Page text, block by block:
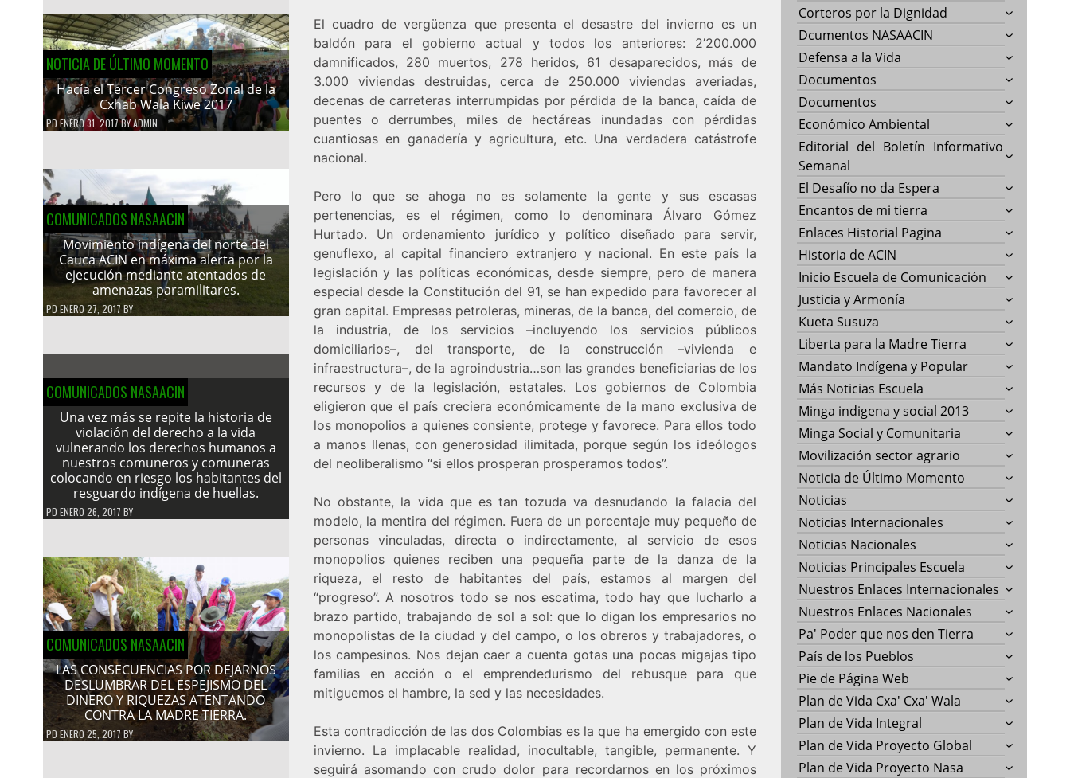
NOTICIA DE ÚLTIMO MOMENTO
Hacía el Tercer Congreso Zonal de la
Cxhab Wala Kiwe 2017
PDENERO 31, 2017BYADMIN
COMUNICADOS NASAACIN
Movimiento indígena del norte del
Cauca ACIN en máxima alerta por la
ejecución mediante atentados de
amenazas paramilitares.
PD ENERO 27, 2017 BY
COMUNICADOS NASAACIN
Una vez más se repite la historia de
violación del derecho a la vida
vulnerando los derechos humanos a
nuestros comuneros y comuneras
colocando en riesgo los habitantes del
resguardo indígena de huellas.
PD ENERO 26, 2017 BY
COMUNICADOS NASAACIN
LAS CONSECUENCIAS POR DEJARNOS
DESLUMBRAR DEL ESPEJISMO DEL
DINERO Y RIQUEZAS ATENTANDO
CONTRA LA MADRE TIERRA.
PDENERO 25, 2017 BY
El cuadro de vergüenza que presenta el desastre del invierno es un
baldón para el gobierno actual y todos los anteriores: 2’200.000
damnificados, 280 muertos, 278 heridos, 61 desaparecidos, más de
3.000 viviendas destruidas, cerca de 250.000 viviendas averiadas,
decenas de carreteras interrumpidas por pérdida de la banca, caída de
puentes o derrumbes, miles de hectáreas inundadas con pérdidas
cuantiosas en ganadería y agricultura, etc. Una verdadera catástrofe
nacional.
Pero lo que se ahoga no es solamente la gente y sus escasas
pertenencias, es el régimen, como lo denominara Álvaro Gómez
Hurtado. Un ordenamiento jurídico y político diseñado para servir,
genuflexo, al capital financiero extranjero y nacional. En este país la
legislación y las políticas económicas, desde siempre, pero de manera
especial desde la Constitución del 91, se han expedido para favorecer al
gran capital. Empresas petroleras, mineras, de la banca, del comercio, de
la industria, de los servicios –incluyendo los servicios públicos
domiciliarios–, del transporte, de la construcción –vivienda e
infraestructura–, de la agroindustria…son las grandes beneficiarias de los
recursos y de la legislación, estatales. Los gobiernos de Colombia
eligieron que el país creciera económicamente de la mano exclusiva de
los monopolios a quienes consiente, protege y favorece. Para ellos todo
a manos llenas, con generosidad ilimitada, porque según los ideólogos
del neoliberalismo “si ellos prosperan prosperamos todos”.
No obstante, la vida que es tan tozuda va desnudando la falacia del
modelo, la mentira del régimen. Fuera de un porcentaje muy pequeño de
personas vinculadas, directa o indirectamente, al servicio de esos
monopolios quienes reciben una pequeña parte de la danza de la
riqueza, el resto de habitantes del país, estamos al margen del
“progreso”. A nosotros todo se nos escatima, todo hay que lucharlo a
brazo partido, trabajando de sol a sol: que lo digan los empresarios no
monopolistas de la ciudad y del campo, o los obreros y trabajadores, o
los campesinos. Nos dejan caer a cuenta gotas una pocas migajas tipo
familias en acción o el emprendedurismo del rebusque para que
mitiguemos el hambre, la sed y las necesidades.
Esta contradicción de las dos Colombias es la que ha emergido con este
invierno. La implacable realidad, inocultable, tangible, permanente. Y
seguirá asomando con crudo dolor para recordarnos en los próximos
Corteros por la Dignidad
Dcumentos NASAACIN
Defensa a la Vida
Documentos
Documentos
Económico Ambiental
Editorial del Boletín Informativo
Semanal
El Desafío no da Espera
Encantos de mi tierra
Enlaces Historial Pagina
Historia de ACIN
Inicio Escuela de Comunicación
Justicia y Armonía
Kueta Susuza
Liberta para la Madre Tierra
Mandato Indígena y Popular
Más Noticias Escuela
Minga indigena y social 2013
Minga Social y Comunitaria
Movilización sector agrario
Noticia de Último Momento
Noticias
Noticias Internacionales
Noticias Nacionales
Noticias Principales Escuela
Nuestros Enlaces Internacionales
Nuestros Enlaces Nacionales
Pa' Poder que nos den Tierra
País de los Pueblos
Pie de Página Web
Plan de Vida Cxa' Cxa' Wala
Plan de Vida Integral
Plan de Vida Proyecto Global
Plan de Vida Proyecto Nasa